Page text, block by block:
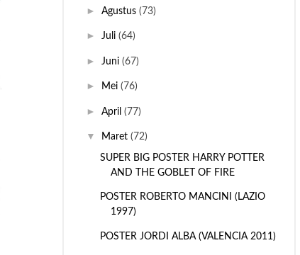
► Agustus (73)
► Juli (64)
► Juni (67)
► Mei (76)
► April (77)
▼ Maret (72)
SUPER BIG POSTER HARRY POTTER
AND THE GOBLET OF FIRE
POSTER ROBERTO MANCINI (LAZIO
1997)
POSTER JORDI ALBA (VALENCIA 2011)